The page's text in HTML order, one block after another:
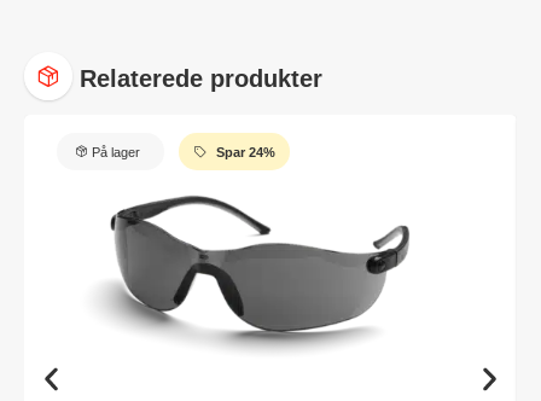
Relaterede produkter
På lager Spar 24%